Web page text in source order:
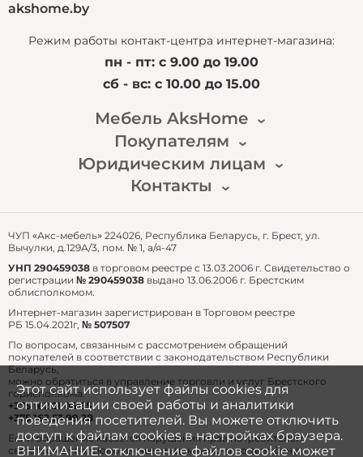
Сроки и стоимость доставки в других городах
рассчитывается индивидуально с учётом
габаритов заказа по тарифам курьерской службы.
Подробная информация будет предоставлена во
оформления) специалистом интернет-магазина.
3. Доставка Европочтой
Стоимость доставки рассчитывается
индивидуально с учетом хрупкости и габаритов
товара согласно тарифам Европочты.
Сроки доставки – до 5 дней в зависимости от
места проживания.
Для оформления доставки Вам необходимо
сообщить менеджеру: ФИО, номер телефона и
номер почтового отделения Европочты,
подходящий Вам по расположению.
akshome.by
Режим работы контакт-центра интернет-магазина:
пн - пт: с 9.00 до 19.00
сб - вс: с 10.00 до 15.00
Мебель AksHome
Наша история
Новости
Публичный договор
Покупателям
Доставка и оплата
Гарантия и возврат
Юридическим лицам
Для перепродажи
Контакты
тел.: +375 29 361 91 87
ЧУП «Акс-мебель» 224026, Республика Беларусь, г. Брест, ул.
Вычулки, д.129А/3, пом. № 1, а/я-47
УНП 290459038 в торговом реестре с 13.03.2006 г. Свидетельство о
регистрации № 290459038 выдано 13.06.2006 г. Брестским
облисполкомом.
Интернет-магазин зарегистрирован в Торговом реестре
РБ 15.04.2021г, № 507507
По вопросам, связанным с рассмотрением обращений
покупателей в соответствии с законодательством Республики
Беларусь,
можно обратиться в управление торговли и услуг Брестского
горисполкома:
+375 162 21 04 65
+375 162 53 99 28.
Если обращение касается нарушения прав потребителей,
связаться с уполномоченным лицом можно по телефону:
Этот сайт использует файлы cookies для
оптимизации своей работы и аналитики
поведения посетителей. Вы можете отключить
доступ к файлам cookies в настройках браузера.
ВНИМАНИЕ: отключение файлов cookie может